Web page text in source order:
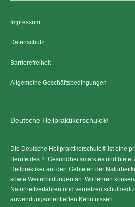
Impressum
Datenschutz
Barrierefreiheit
Allgemeine Geschäftsbedingungen
Deutsche Heilpraktikerschule®
Die Deutsche Heilpraktikerschule® ist eine
Berufe des 2. Gesundheitsmarktes und
Heilpraktiker auf den Gebieten der
sowie Weiterbildungen an. Wir lehren
Naturheilverfahren und vernetzen
anwendungsorientierten Kenntnissen.